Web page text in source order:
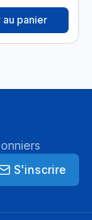
au panier
S'inscrire